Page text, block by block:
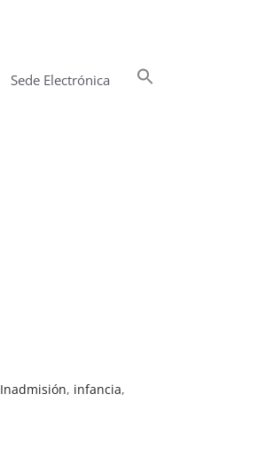
Sede Electrónica
Inadmisión, infancia,